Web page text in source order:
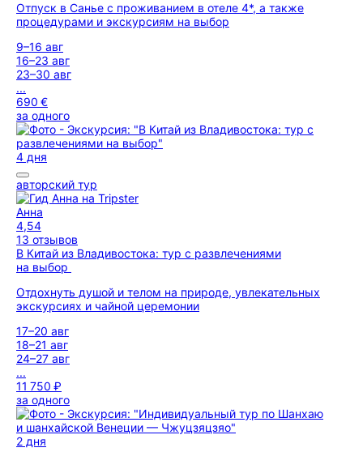
Отпуск в Санье с проживанием в отеле 4*, а также
процедурами и экскурсиям на выбор
9–16 авг
16–23 авг
23–30 авг
...
690 €
за одного
4 дня
авторский тур
Анна
4,54
13 отзывов
В Китай из Владивостока: тур с развлечениями
на выбор
Отдохнуть душой и телом на природе, увлекательных
экскурсиях и чайной церемонии
17–20 авг
18–21 авг
24–27 авг
...
11 750 ₽
за одного
2 дня